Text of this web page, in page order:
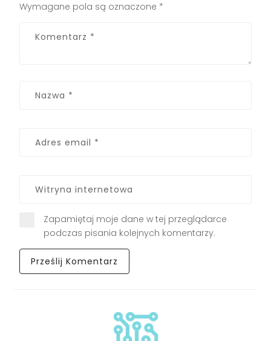
Wymagane pola są oznaczone *
Zapamiętaj moje dane w tej przeglądarce
podczas pisania kolejnych komentarzy.